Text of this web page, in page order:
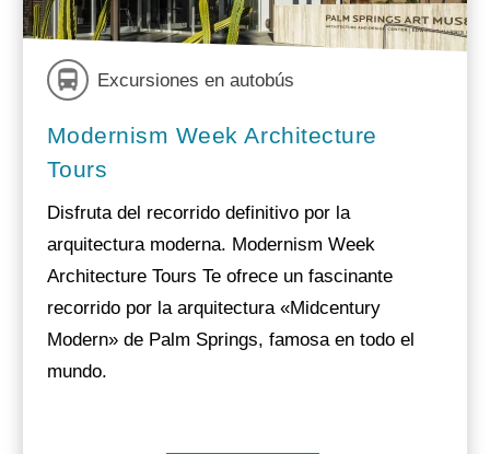
Excursiones en autobús
Modernism Week Architecture
Tours
Disfruta del recorrido definitivo por la
arquitectura moderna. Modernism Week
Architecture Tours Te ofrece un fascinante
recorrido por la arquitectura «Midcentury
Modern» de Palm Springs, famosa en todo el
mundo.